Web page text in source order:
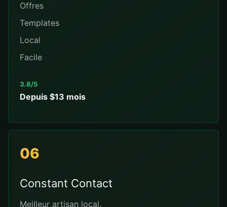
Offres
Templates
Local
Facile
3.8/5
Depuis $13 mois
06
Constant Contact
Meilleur artisan local.